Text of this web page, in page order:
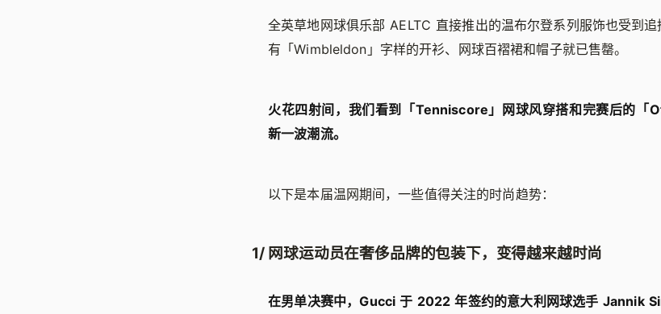
全英草地网球俱乐部 AELTC 直接推出的温布尔登系列服饰也受到
有「Wimbleldon」字样的开衫、网球百褶裙和帽子就已售罄。
火花四射间，我们看到「Tenniscore」网球风穿搭和完赛后的
新一波潮流。
以下是本届温网期间，一些值得关注的时尚趋势：
1/ 网球运动员在奢侈品牌的包装下，变得越来越时尚
在男单决赛中，Gucci 于 2022 年签约的意大利网球选手 Jannik